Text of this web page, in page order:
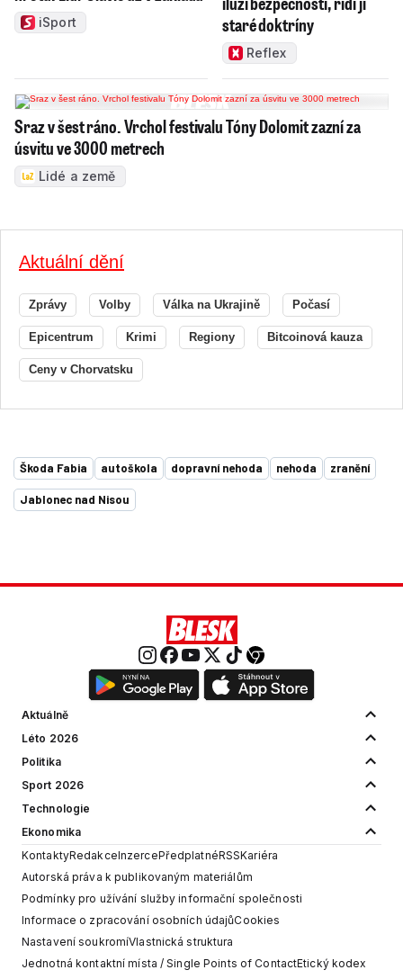
iSport
staré doktríny
Reflex
Sraz v šest ráno. Vrchol festivalu Tóny Dolomit zazní za
úsvitu ve 3000 metrech
Lidé a země
Aktuální dění
Zprávy Volby Válka na Ukrajině Počasí
Epicentrum Krimi Regiony Bitcoinová kauza
Ceny v Chorvatsku
Škoda Fabia autoškola dopravní nehoda nehoda zranění
Jablonec nad Nisou
Aktuálně
Léto 2026
Politika
Sport 2026
Technologie
Ekonomika
KontaktyRedakceInzercePředplatnéRSSKariéra
Autorská práva k publikovaným materiálům
Podmínky pro užívání služby informační společnosti
Informace o zpracování osobních údajůCookies
Nastavení soukromíVlastnická struktura
Jednotná kontaktní místa / Single Points of ContactEtický kodex